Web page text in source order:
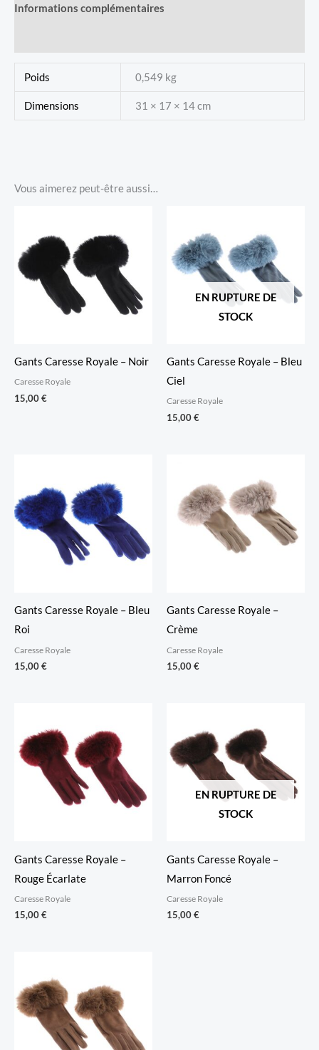
Foncé
Informations complémentaires
Poids 0,549 kg
Dimensions 31 × 17 × 14 cm
Vous aimerez peut-être aussi…
Gants Caresse Royale – Noir
Caresse Royale
15,00€
EN RUPTURE DE
STOCK
Gants Caresse Royale – Bleu
Ciel
Caresse Royale
15,00€
Gants Caresse Royale – Bleu
Roi
Caresse Royale
15,00€
Gants Caresse Royale –
Crème
Caresse Royale
15,00€
Gants Caresse Royale –
Rouge Écarlate
Caresse Royale
15,00€
EN RUPTURE DE
STOCK
Gants Caresse Royale –
Marron Foncé
Caresse Royale
15,00€